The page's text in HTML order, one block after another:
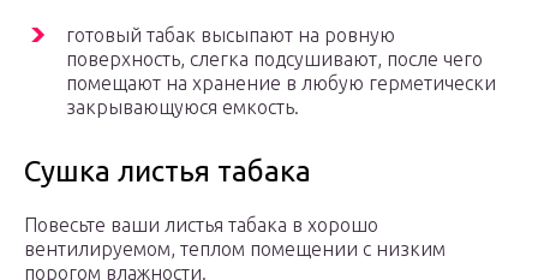
готовый табак высыпают на ровную
поверхность, слегка подсушивают, после чего
помещают на хранение в любую герметически
закрывающуюся емкость.
Сушка листья табака
Повесьте ваши листья табака в хорошо
вентилируемом, теплом помещении с низким
порогом влажности.